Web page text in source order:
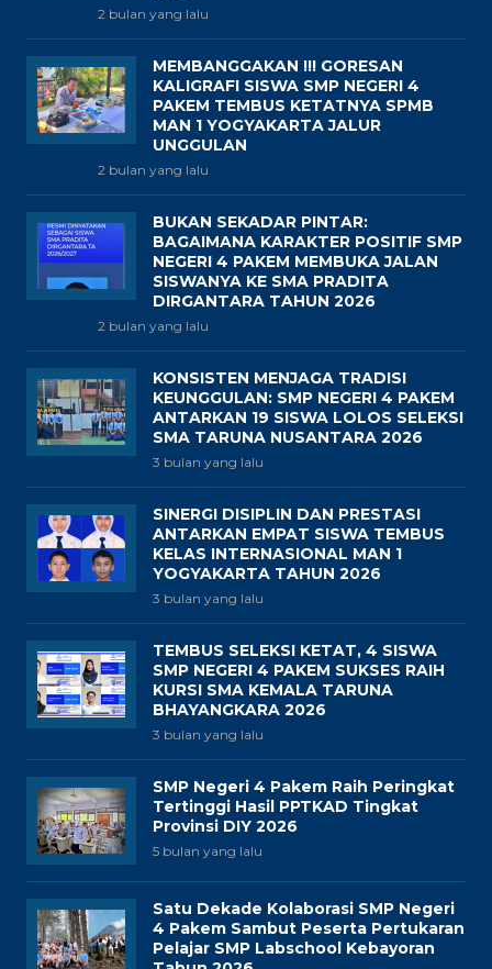
2 bulan yang lalu
MEMBANGGAKAN !!! GORESAN
KALIGRAFI SISWA SMP NEGERI 4
PAKEM TEMBUS KETATNYA SPMB
MAN 1 YOGYAKARTA JALUR
UNGGULAN
2 bulan yang lalu
BUKAN SEKADAR PINTAR:
BAGAIMANA KARAKTER POSITIF SMP
NEGERI 4 PAKEM MEMBUKA JALAN
SISWANYA KE SMA PRADITA
DIRGANTARA TAHUN 2026
2 bulan yang lalu
KONSISTEN MENJAGA TRADISI
KEUNGGULAN: SMP NEGERI 4 PAKEM
ANTARKAN 19 SISWA LOLOS SELEKSI
SMA TARUNA NUSANTARA 2026
3 bulan yang lalu
SINERGI DISIPLIN DAN PRESTASI
ANTARKAN EMPAT SISWA TEMBUS
KELAS INTERNASIONAL MAN 1
YOGYAKARTA TAHUN 2026
3 bulan yang lalu
TEMBUS SELEKSI KETAT, 4 SISWA
SMP NEGERI 4 PAKEM SUKSES RAIH
KURSI SMA KEMALA TARUNA
BHAYANGKARA 2026
3 bulan yang lalu
SMP Negeri 4 Pakem Raih Peringkat
Tertinggi Hasil PPTKAD Tingkat
Provinsi DIY 2026
5 bulan yang lalu
Satu Dekade Kolaborasi SMP Negeri
4 Pakem Sambut Peserta Pertukaran
Pelajar SMP Labschool Kebayoran